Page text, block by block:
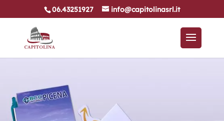
06.43251927 info@capitolinasrl.it